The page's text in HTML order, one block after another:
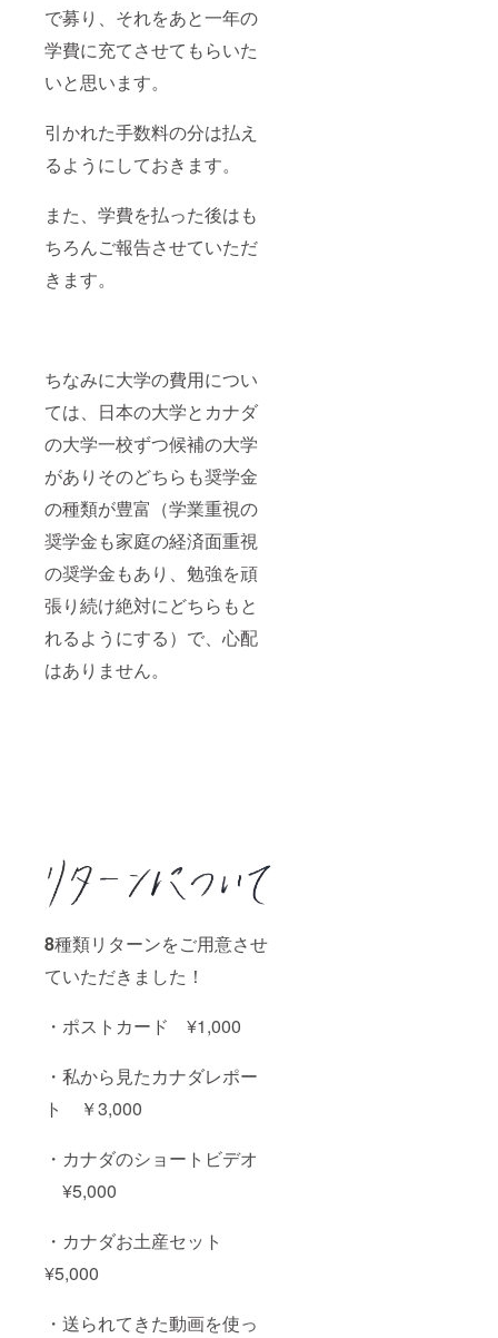
で募り、それをあと一年の
学費に充てさせてもらいた
いと思います。
引かれた手数料の分は払え
るようにしておきます。
また、学費を払った後はも
ちろんご報告させていただ
きます。
ちなみに大学の費用につい
ては、日本の大学とカナダ
の大学一校ずつ候補の大学
がありそのどちらも奨学金
の種類が豊富（学業重視の
奨学金も家庭の経済面重視
の奨学金もあり、勉強を頑
張り続け絶対にどちらもと
れるようにする）で、心配
はありません。
8種類リターンをご用意させ
ていただきました！
・ポストカード ¥1,000
・私から見たカナダレポー
ト ￥3,000
・カナダのショートビデオ
¥5,000
・カナダお土産セット
¥5,000
・送られてきた動画を使っ